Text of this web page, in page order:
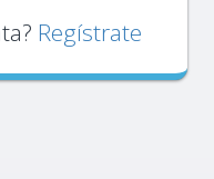
Regístrate